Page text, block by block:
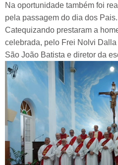
Na oportunidade também foi
pela passagem do dia dos Pais.
Catequizando prestaram a
celebrada, pelo Frei Nolvi
São João Batista e diretor da